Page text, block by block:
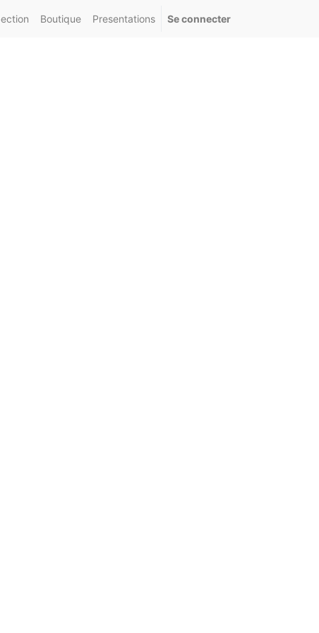
Boutique Presentations Se connecter